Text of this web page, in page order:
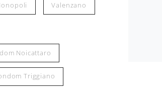
Valenzano
Noicattaro
Triggiano